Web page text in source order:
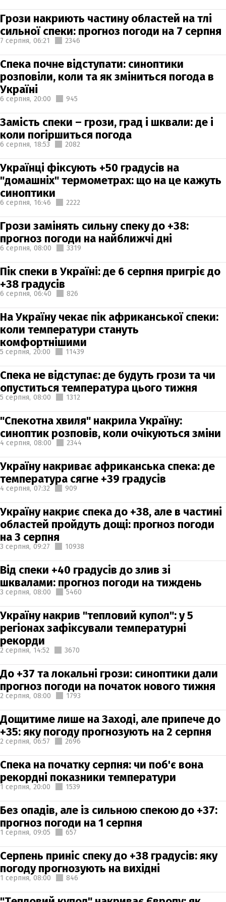
Грози накриють частину областей на тлі
сильної спеки: прогноз погоди на 7 серпня
7 серпня, 06:21 2346
Спека почне відступати: синоптики
розповіли, коли та як зміниться погода в
Україні
6 серпня, 20:00 945
Замість спеки – грози, град і шквали: де і
коли погіршиться погода
6 серпня, 18:53 2082
Українці фіксують +50 градусів на
"домашніх" термометрах: що на це кажуть
синоптики
6 серпня, 16:46 2222
Грози замінять сильну спеку до +38:
прогноз погоди на найближчі дні
6 серпня, 08:00 3319
Пік спеки в Україні: де 6 серпня пригріє до
+38 градусів
6 серпня, 06:40 826
На Україну чекає пік африканської спеки:
коли температури стануть
комфортнішими
5 серпня, 20:00 11439
Спека не відступає: де будуть грози та чи
опуститься температура цього тижня
5 серпня, 08:00 1312
"Спекотна хвиля" накрила Україну:
синоптик розповів, коли очікуються зміни
4 серпня, 08:00 2344
Україну накриває африканська спека: де
температура сягне +39 градусів
4 серпня, 07:32 909
Україну накриє спека до +38, але в частині
областей пройдуть дощі: прогноз погоди
на 3 серпня
3 серпня, 09:27 10938
Від спеки +40 градусів до злив зі
шквалами: прогноз погоди на тиждень
3 серпня, 08:00 5460
Україну накрив "тепловий купол": у 5
регіонах зафіксували температурні
рекорди
2 серпня, 14:52 3670
До +37 та локальні грози: синоптики дали
прогноз погоди на початок нового тижня
2 серпня, 08:00 1793
Дощитиме лише на Заході, але припече до
+35: яку погоду прогнозують на 2 серпня
2 серпня, 06:57 2696
Спека на початку серпня: чи поб'є вона
рекордні показники температури
1 серпня, 20:00 1539
Без опадів, але із сильною спекою до +37:
прогноз погоди на 1 серпня
1 серпня, 09:05 657
Серпень приніс спеку до +38 градусів: яку
погоду прогнозують на вихідні
1 серпня, 08:00 846